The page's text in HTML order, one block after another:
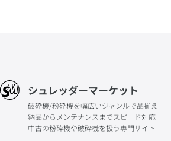
シュレッダーマーケット
破砕機/粉砕機を幅広いジャンルで品揃え
納品からメンテナンスまでスピード対応
中古の粉砕機や破砕機を扱う専門サイト